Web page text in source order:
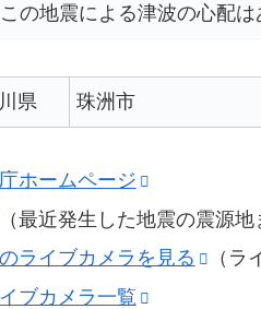
この地震による津波の心配
県 珠洲市
ホームページ
最近発生した地震の震源地
ライブカメラを見る
（ラ
ブカメラ一覧